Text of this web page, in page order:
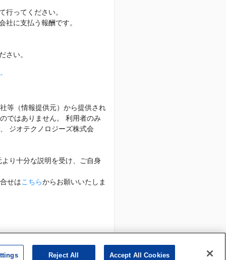
行ってください。
に支払う報酬です。
さい。
等（情報提供元）から提供され
ではありません。 利用者のみ
ジオテクノロジーズ株式会
り十分な説明を受け、ご自身
せはこちらからお願いいたしま
Reject All Accept All Cookies